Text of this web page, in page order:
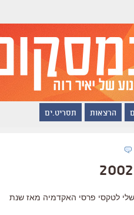
הרצאות תסריט.ים
קטעי הפריוויו שלי לטקסי פרסי האקדמיה מאז שנת